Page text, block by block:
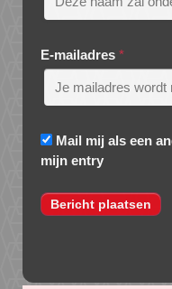
E-mailadres *
Mail mij als een
mijn entry